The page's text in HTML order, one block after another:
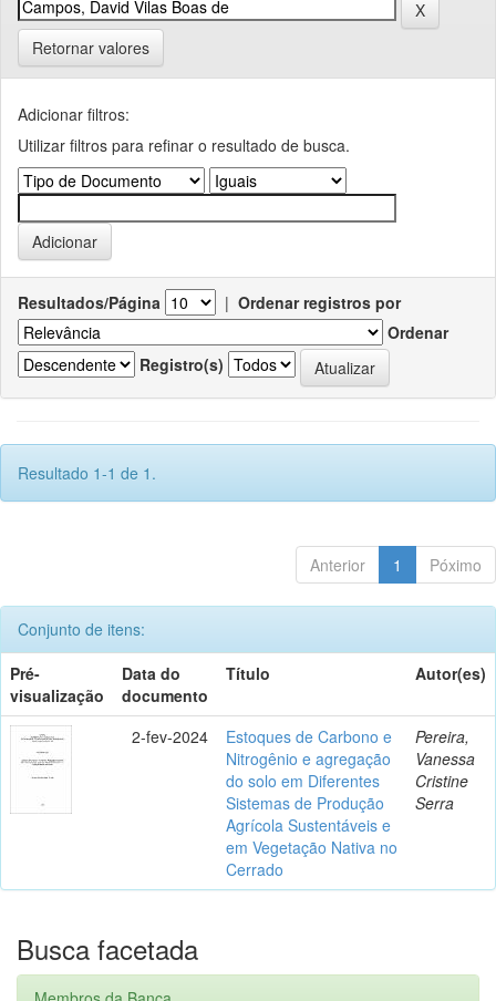
Retornar valores
Adicionar filtros:
Utilizar filtros para refinar o resultado de busca.
Resultados/Página | Ordenar registros por
Ordenar
Registro(s)
Resultado 1-1 de 1.
Anterior 1 Póximo
Conjunto de itens:
Pré-
visualização
Data do
documento
Título Autor(es)
2-fev-2024
Estoques de Carbono e
Nitrogênio e agregação
do solo em Diferentes
Sistemas de Produção
Agrícola Sustentáveis e
em Vegetação Nativa no
Cerrado
Pereira,
Vanessa
Cristine
Serra
Busca facetada